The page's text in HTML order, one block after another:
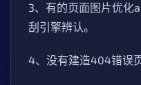
3、有的页面图片优化
刮引擎辨认。
4、没有建造404错误